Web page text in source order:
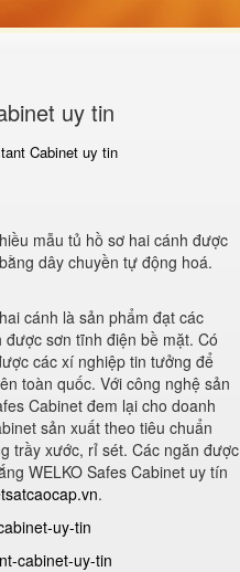
uy tin
Cabinet uy tin
mẫu tủ hồ sơ hai cánh được
dây chuyền tự động hoá.
cánh là sản phẩm đạt các
sơn tĩnh điện bề mặt. Có
các xí nghiệp tin tưởng để
toàn quốc. Với công nghệ sản
Cabinet đem lại cho doanh
sản xuất theo tiêu chuẩn
trầy xước, rỉ sét. Các ngăn được
WELKO Safes Cabinet uy tín
.
uy-tin
cabinet-uy-tin